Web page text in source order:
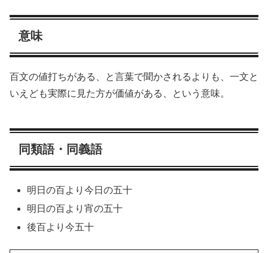
意味
百文の値打ちがある、と言葉で聞かされるよりも、一文と
いえども実際に見た方が価値がある、という意味。
同類語・同義語
明日の百より今日の五十
明日の百より宵の五十
後百より今五十